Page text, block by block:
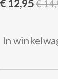
€ 12,95€
In